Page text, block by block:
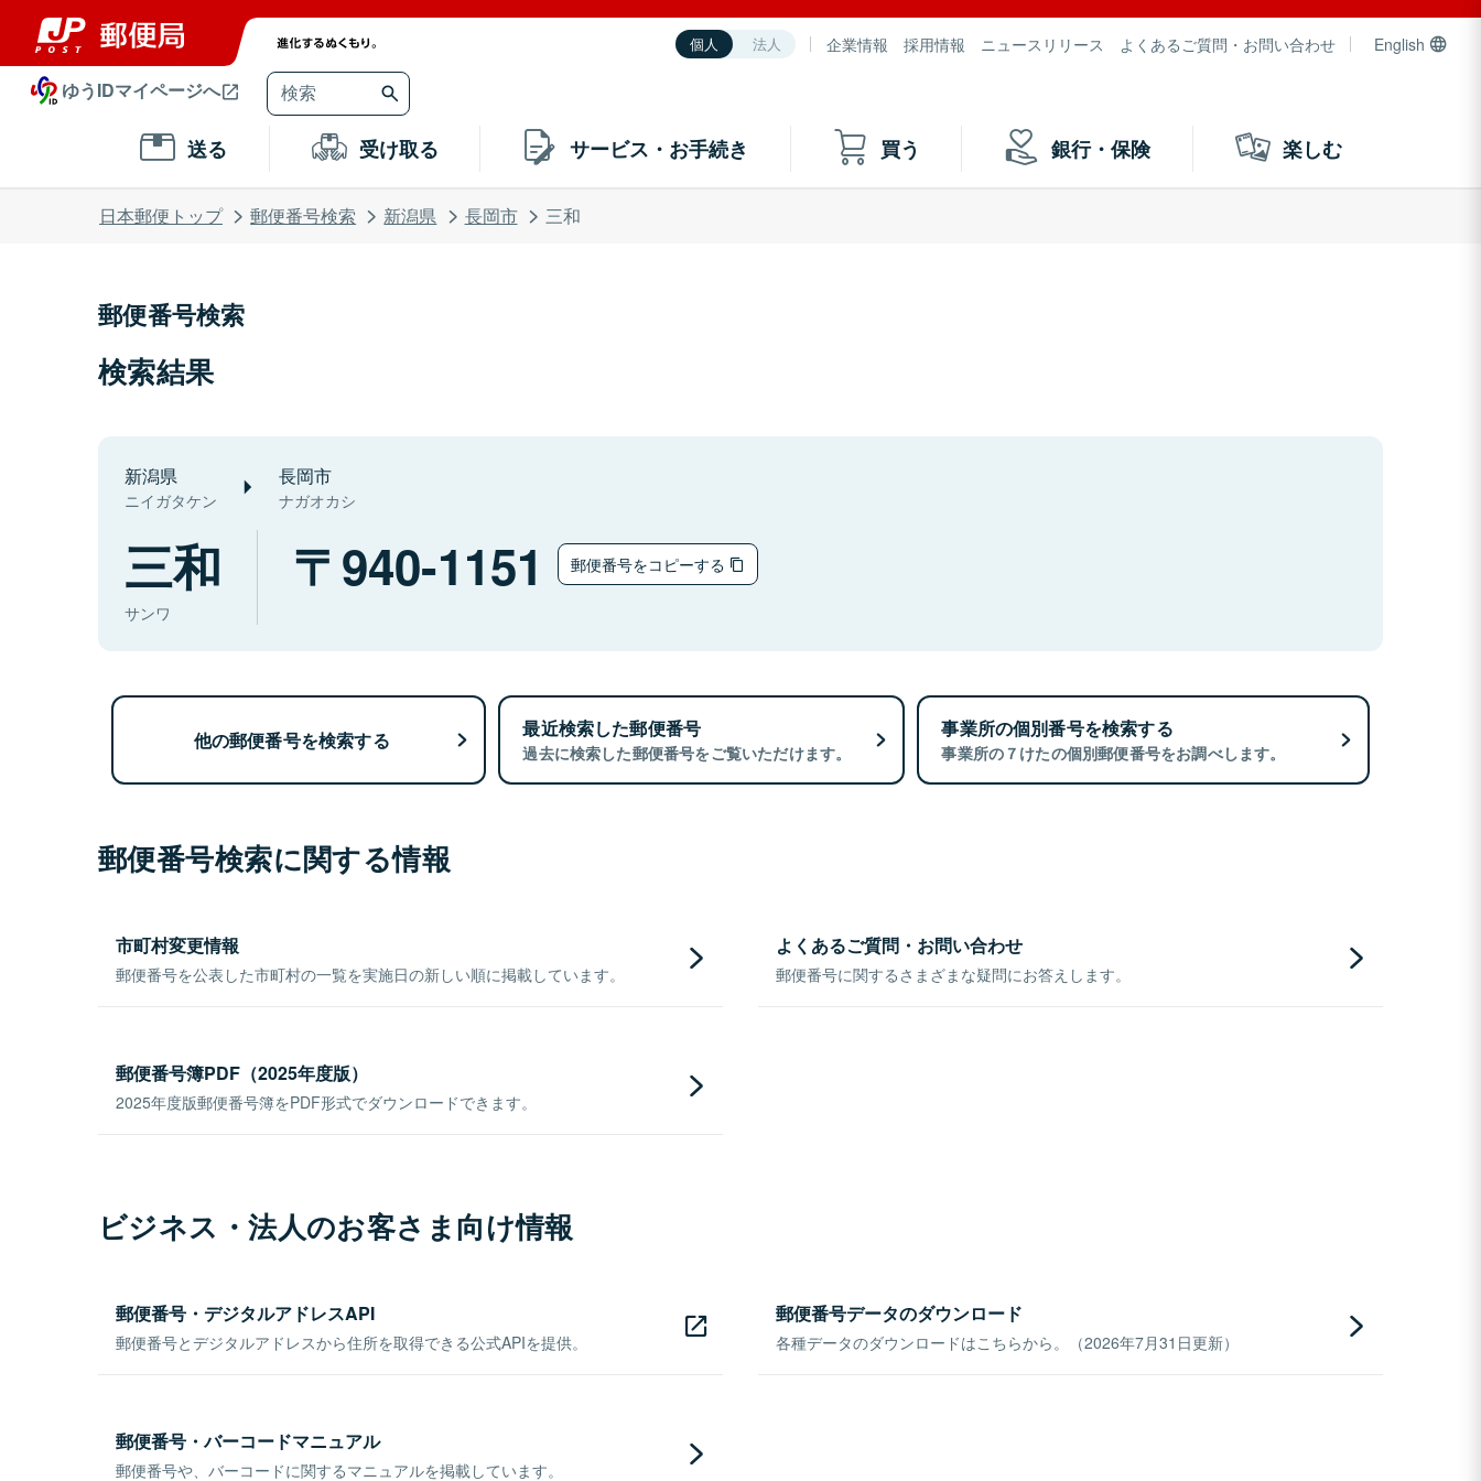
個人 法人 企業情報 採用情報 ニュースリリース よくあるご質問・お問い合わせ English
ゆうIDマイページへ
送る 受け取る サービス・お手続き 買う 銀行・保険 楽しむ
日本郵便トップ 郵便番号検索 新潟県 長岡市 三和
郵便番号検索
検索結果
新潟県
ニイガタケン
長岡市
ナガオカシ
三和
サンワ
940-1151 郵便番号をコピーする
他の郵便番号を検索する 最近検索した郵便番号
過去に検索した郵便番号をご覧いただけます。
事業所の個別番号を検索する
事業所の７けたの個別郵便番号をお調べします。
郵便番号検索に関する情報
市町村変更情報
郵便番号を公表した市町村の一覧を実施日の新しい順に掲載しています。
よくあるご質問・お問い合わせ
郵便番号に関するさまざまな疑問にお答えします。
郵便番号簿PDF（2025年度版）
2025年度版郵便番号簿をPDF形式でダウンロードできます。
ビジネス・法人のお客さま向け情報
郵便番号・デジタルアドレスAPI
郵便番号とデジタルアドレスから住所を取得できる公式APIを提供。
郵便番号データのダウンロード
各種データのダウンロードはこちらから。（2026年7月31日更新）
郵便番号・バーコードマニュアル
郵便番号や、バーコードに関するマニュアルを掲載しています。